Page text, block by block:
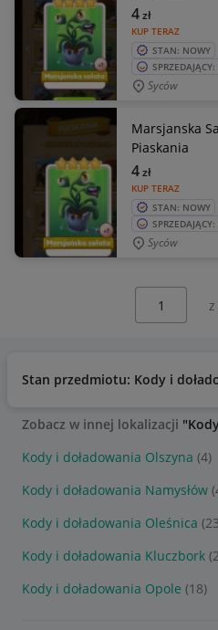
KUP TERAZ
4zł
STAN: NOWY
Syców
Marsjanska
Piaskania
KUP TERAZ
4zł
STAN: NOWY
Syców
Stan przedmiotu: Kody i
Zobacz w innej lokalizacji
Kody i doładowania Olszyna (4)
Kody i doładowania Namysłów
Kody i doładowania Oleśnica
Kody i doładowania Kluczbork
Kody i doładowania Opole (18)